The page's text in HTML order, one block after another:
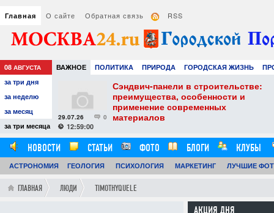
Главная О сайте Обратная связь RSS
08 АВГУСТА ВАЖНОЕ ПОЛИТИКА ПРИРОДА ГОРОДСКАЯ ЖИЗНЬ
ТЕХНОЛОГИИ
за три дня
за неделю
за месяц
за три месяца
советы для
0
29.07.26
12:59:00
Сэндвич-панели в строительстве:
преимущества, особенности и
применение современных
материалов
НОВОСТИ СТАТЬИ ФОТО БЛОГИ
КЛУБЫ
ОБЗОРЫ
ВИДЕОРЕПОРТАЖИ
АСТРОНОМИЯ ГЕОЛОГИЯ ПСИХОЛОГИЯ МАРКЕТИНГ ЛУЧШИЕ
ГЛАВНАЯ ЛЮДИ TIMOTHYQUELE
АКЦИЯ ДНЯ